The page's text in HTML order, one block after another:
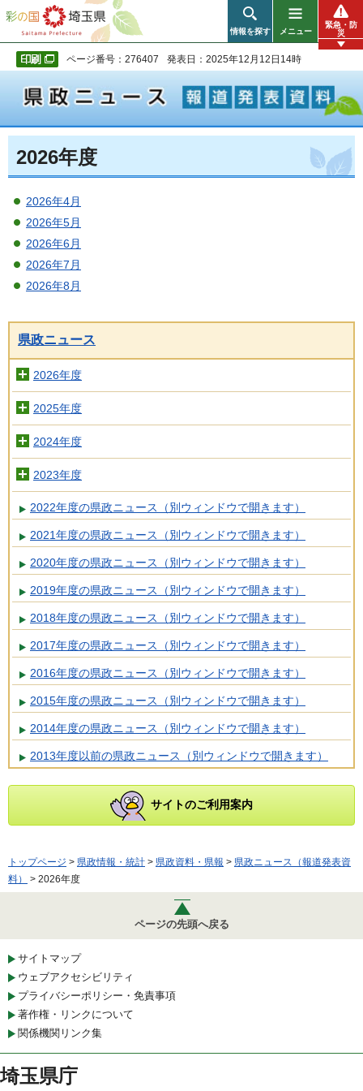
彩の国 埼玉県
情報を探す メニュー
緊急・防
災
ページ番号：276407 発表日：2025年12月12日14時
2026年度
2026年4月
2026年5月
2026年6月
2026年7月
2026年8月
県政ニュース
2026年度
2025年度
2024年度
2023年度
2022年度の県政ニュース（別ウィンドウで開きます）
2021年度の県政ニュース（別ウィンドウで開きます）
2020年度の県政ニュース（別ウィンドウで開きます）
2019年度の県政ニュース（別ウィンドウで開きます）
2018年度の県政ニュース（別ウィンドウで開きます）
2017年度の県政ニュース（別ウィンドウで開きます）
2016年度の県政ニュース（別ウィンドウで開きます）
2015年度の県政ニュース（別ウィンドウで開きます）
2014年度の県政ニュース（別ウィンドウで開きます）
2013年度以前の県政ニュース（別ウィンドウで開きます）
サイトのご利用案内
トップページ > 県政情報・統計 > 県政資料・県報 > 県政ニュース（報道発表資
料）
> 2026年度
ページの先頭へ戻る
サイトマップ
ウェブアクセシビリティ
プライバシーポリシー・免責事項
著作権・リンクについて
関係機関リンク集
埼玉県庁